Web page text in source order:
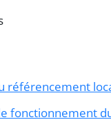
référencement
fonctionnement